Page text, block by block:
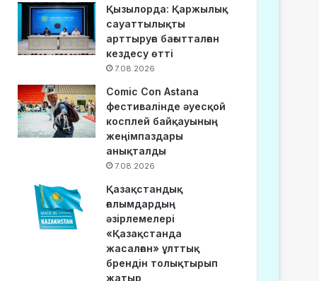
Қызылорда: Қаржылық
сауаттылықты
арттыруға бағытталған
кездесу өтті
7.08.2026
Comic Con Astana
фестивалінде әуесқой
косплей байқауының
жеңімпаздары
анықталды
7.08.2026
Қазақстандық
ғалымдардың
әзірлемелері
«Қазақстанда
жасалған» ұлттық
брендін толықтырып
жатыр